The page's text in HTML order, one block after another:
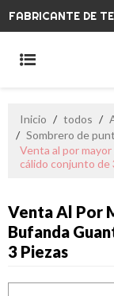
Inicio / todos /
/ Sombrero de
Venta al por
cálido conjunto de
Venta Al Por
Bufanda
3 Piezas